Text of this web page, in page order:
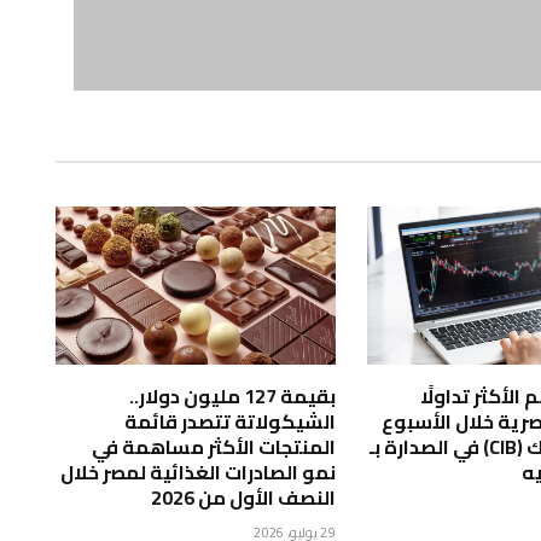
تداولًا
خلال الأسبوع
المنتهى ..بنك (CIB) في الصدارة بـ
بقيمة 127 مليون دولار..
الشيكولاتة تتصدر قائمة
المنتجات الأكثر مساهمة في
نمو الصادرات الغذائية لمصر خلال
النصف الأول من 2026
29 يوليو، 2026